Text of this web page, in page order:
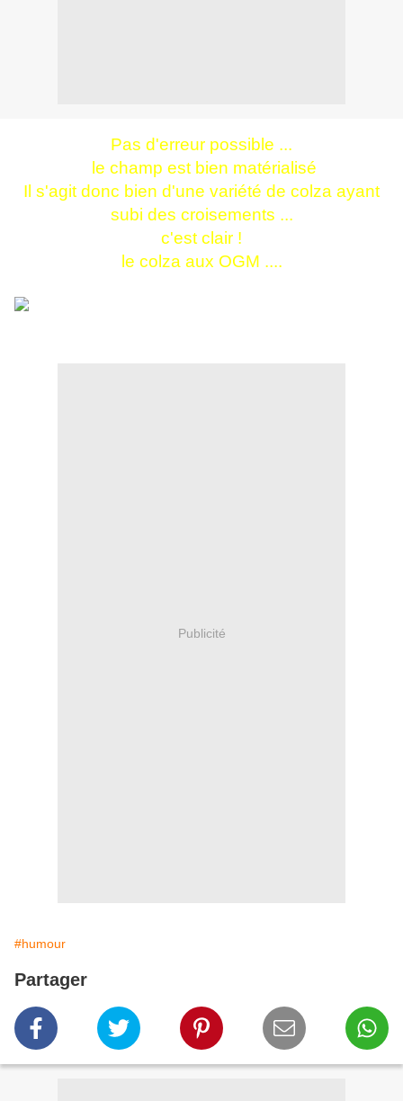
Pas d'erreur possible ...
le champ est bien matérialisé
Il s'agit donc bien d'une variété de colza ayant
subi des croisements ...
c'est clair !
le colza aux OGM ....
Publicité
#humour
Partager